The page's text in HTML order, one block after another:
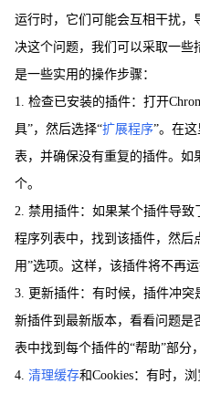
运行时，它们可能会互相干扰，
决这个问题，我们可以采取一些
是一些实用的操作步骤：
1. 检查已安装的插件：打开
具”，然后选择“扩展程序”。在
表，并确保没有重复的插件。如
个。
2. 禁用插件：如果某个插件导
程序列表中，找到该插件，然后
用”选项。这样，该插件将不再
3. 更新插件：有时候，插件冲
新插件到最新版本，看看问题是
表中找到每个插件的“帮助”部分
4. 清理缓存和Cookies：有时，